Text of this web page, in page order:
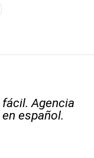
Agencia
español.